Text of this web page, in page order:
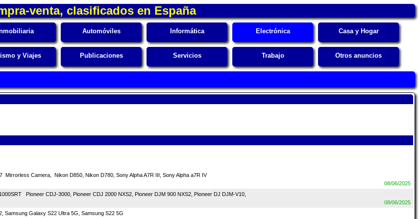
venta, clasificados en España
Automóviles Informática Electrónica Casa y Hogar
y Viajes Publicaciones Servicios Trabajo Otros anuncios
Camera, Nikon D850, Nikon D780, Sony Alpha A7R III, Sony Alpha a7R IV
08/06/2025
Pioneer CDJ-3000, Pioneer CDJ 2000 NXS2, Pioneer DJM 900 NXS2, Pioneer DJ DJM-V10,
08/06/2025
Samsung Galaxy S22 Ultra 5G, Samsung S22 5G